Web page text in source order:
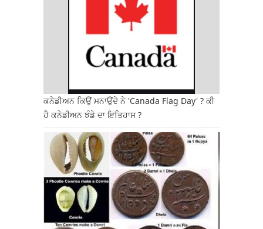
ਕਨੇਡੀਅਨ ਕਿਉਂ ਮਨਾਉਂਦੇ ਨੇ 'Canada Flag Day' ? ਕੀ
ਹੈ ਕਨੇਡੀਅਨ ਝੰਡੇ ਦਾ ਇਤਿਹਾਸ ?